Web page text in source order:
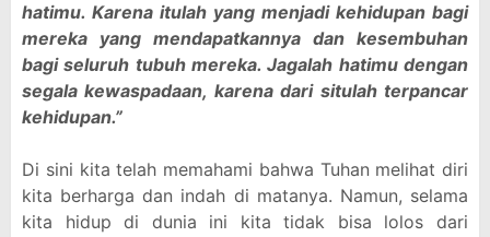
hatimu. Karena itulah yang menjadi kehidupan bagi
mereka yang mendapatkannya dan kesembuhan
bagi seluruh tubuh mereka. Jagalah hatimu dengan
segala kewaspadaan, karena dari situlah terpancar
kehidupan.”
Di sini kita telah memahami bahwa Tuhan melihat diri
kita berharga dan indah di matanya. Namun, selama
kita hidup di dunia ini kita tidak bisa lolos dari